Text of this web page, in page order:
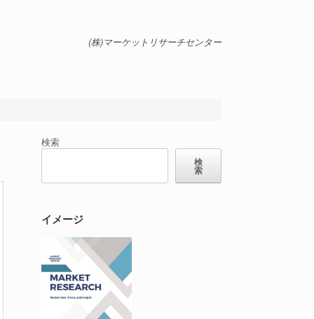
(株)マーケットリサーチセンター
検索
検
索
イメージ